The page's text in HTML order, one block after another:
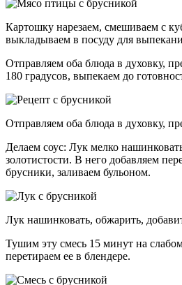
Картошку нарезаем, смешиваем с
выкладываем в посуду для
Отправляем оба блюда в духовку,
180 градусов, выпекаем до
Отправляем оба блюда в духовку,
Делаем соус: Лук мелко
золотистости. В него добавляем
брусники, заливаем бульоном.
Лук нашинковать, обжарить,
Тушим эту смесь 15 минут на
перетираем ее в блендере.